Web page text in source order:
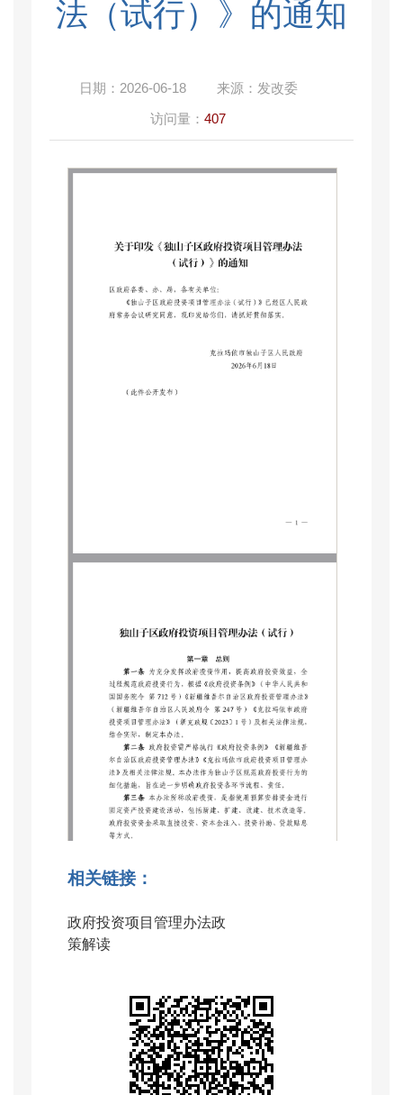
法（试行）》的通知
日期： 2026-06-18 来源： 发改委
访问量： 407
相关链接：
政府投资项目管理办法政
策解读